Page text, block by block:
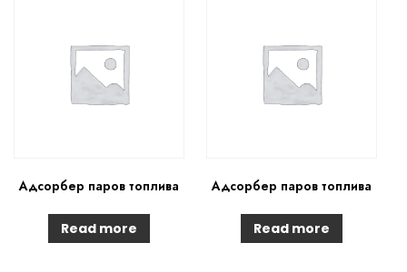
Адсорбер паров топлива
Read more
Адсорбер паров топлива
Read more